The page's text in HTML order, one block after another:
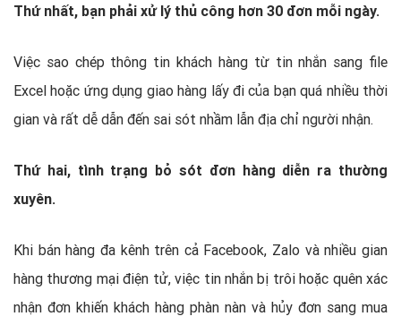
Thứ nhất, bạn phải xử lý thủ công hơn 30 đơn mỗi ngày.
Việc sao chép thông tin khách hàng từ tin nhắn sang file
Excel hoặc ứng dụng giao hàng lấy đi của bạn quá nhiều thời
gian và rất dễ dẫn đến sai sót nhầm lẫn địa chỉ người nhận.
Thứ hai, tình trạng bỏ sót đơn hàng diễn ra thường
xuyên.
Khi bán hàng đa kênh trên cả Facebook, Zalo và nhiều gian
hàng thương mại điện tử, việc tin nhắn bị trôi hoặc quên xác
nhận đơn khiến khách hàng phàn nàn và hủy đơn sang mua